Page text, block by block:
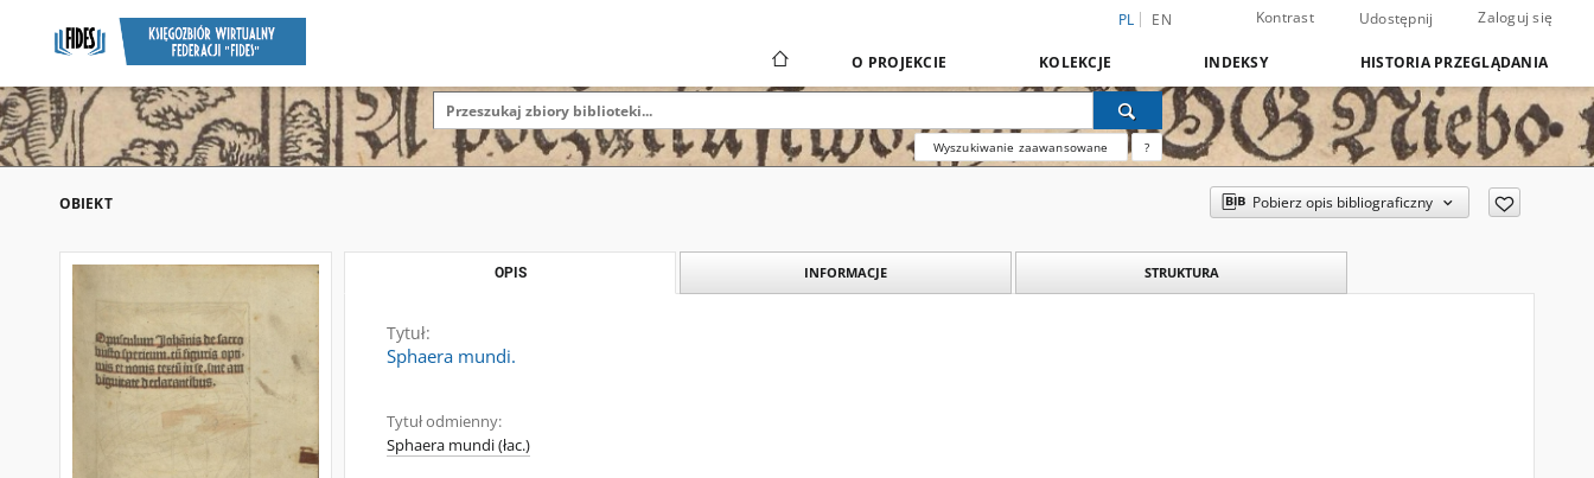
PL EN Kontrast Udostępnij Zaloguj się
O PROJEKCIE KOLEKCJE INDEKSY HISTORIA PRZEGLĄDANIA
Wyszukiwanie zaawansowane ?
OBIEKT Pobierz opis bibliograficzny
OPIS INFORMACJE STRUKTURA
Tytuł:
Sphaera mundi.
Tytuł odmienny:
Sphaera mundi (łac.)